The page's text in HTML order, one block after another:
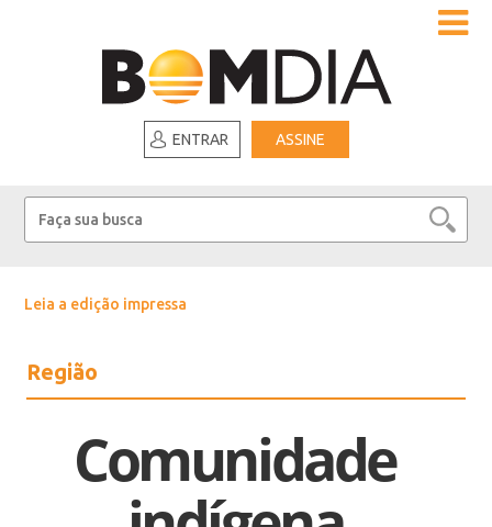
ENTRAR ASSINE
Leia a edição impressa
Região
Comunidade